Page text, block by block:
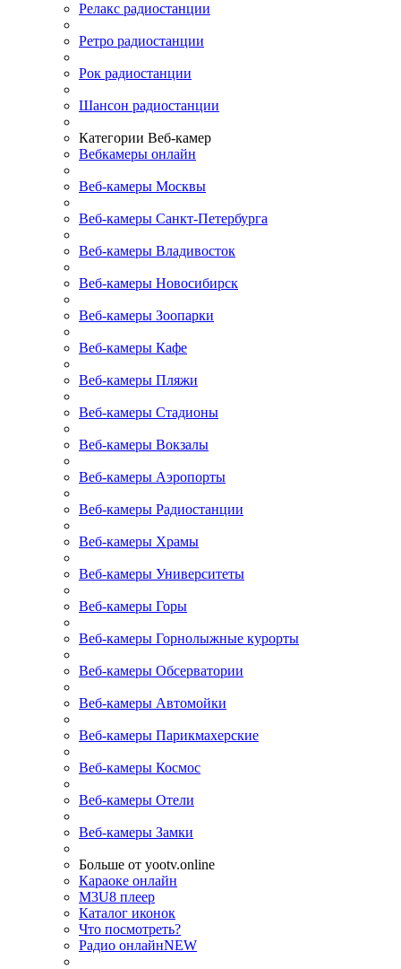
Релакс радиостанции
Ретро радиостанции
Рок радиостанции
Шансон радиостанции
Категории Веб-камер
Вебкамеры онлайн
Веб-камеры Москвы
Веб-камеры Санкт-Петербурга
Веб-камеры Владивосток
Веб-камеры Новосибирск
Веб-камеры Зоопарки
Веб-камеры Кафе
Веб-камеры Пляжи
Веб-камеры Стадионы
Веб-камеры Вокзалы
Веб-камеры Аэропорты
Веб-камеры Радиостанции
Веб-камеры Храмы
Веб-камеры Университеты
Веб-камеры Горы
Веб-камеры Горнолыжные курорты
Веб-камеры Обсерватории
Веб-камеры Автомойки
Веб-камеры Парикмахерские
Веб-камеры Космос
Веб-камеры Отели
Веб-камеры Замки
Больше от yootv.online
Караоке онлайн
M3U8 плеер
Каталог иконок
Что посмотреть?
Радио онлайнNEW